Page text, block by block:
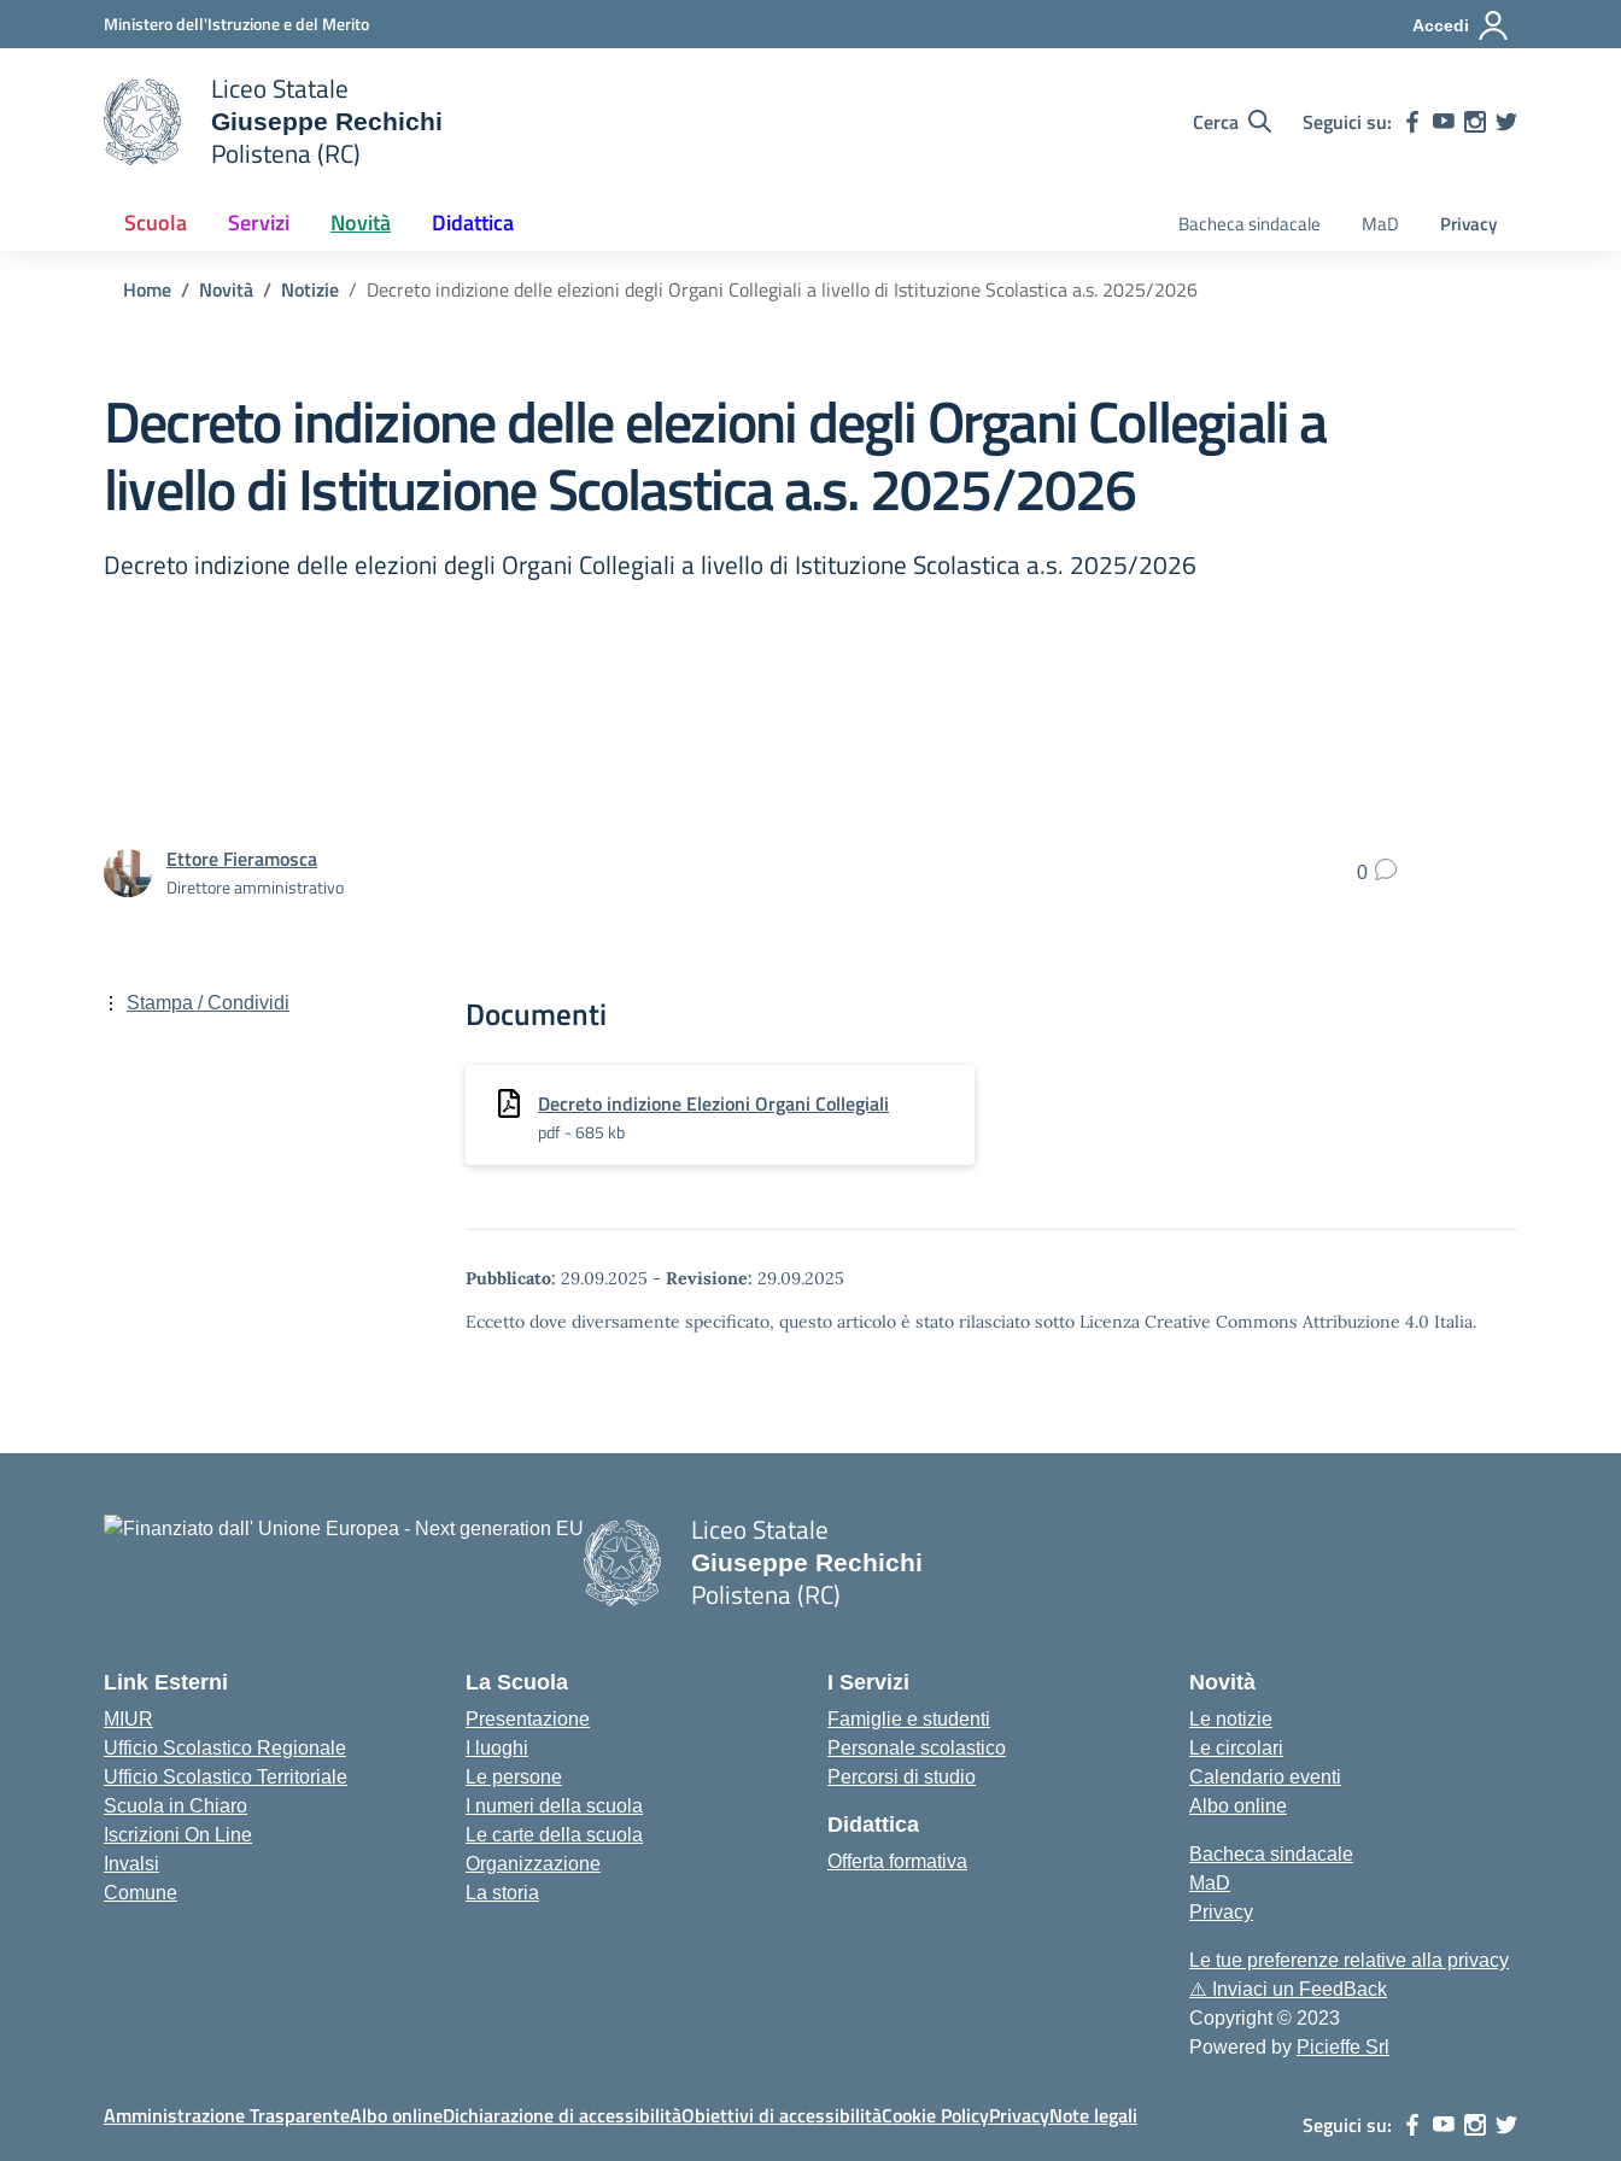
Ministero dell'Istruzione e del Merito Accedi
scuola
Liceo Statale
Giuseppe Rechichi
Polistena (RC)
Cerca Seguici su:
Scuola Servizi Novità Didattica Bacheca sindacale MaD Privacy
Home Novità Notizie Decreto indizione delle elezioni degli Organi Collegiali a livello di Istituzione Scolastica a.s. 2025/2026
Decreto indizione delle elezioni degli Organi Collegiali a
livello di Istituzione Scolastica a.s. 2025/2026
Decreto indizione delle elezioni degli Organi Collegiali a livello di Istituzione Scolastica a.s. 2025/2026
Ettore Fieramosca
Direttore amministrativo
0
Documenti
Decreto indizione Elezioni Organi Collegiali
pdf - 685 kb
Pubblicato: 29.09.2025 - Revisione: 29.09.2025
Eccetto dove diversamente specificato, questo articolo è stato rilasciato sotto Licenza Creative Commons Attribuzione 4.0 Italia.
Stampa / Condividi
Liceo Statale
Giuseppe Rechichi
Polistena (RC)
Link Esterni
MIUR
Ufficio Scolastico Regionale
Ufficio Scolastico Territoriale
Scuola in Chiaro
Iscrizioni On Line
Invalsi
Comune
La Scuola
Presentazione
I luoghi
Le persone
I numeri della scuola
Le carte della scuola
Organizzazione
La storia
I Servizi
Famiglie e studenti
Personale scolastico
Percorsi di studio
Didattica
Offerta formativa
Novità
Le notizie
Le circolari
Calendario eventi
Albo online
Bacheca sindacale
MaD
Privacy
Le tue preferenze relative alla privacy
⚠️ Inviaci un FeedBack
Copyright © 2023
Powered by Picieffe Srl
Amministrazione TrasparenteAlbo onlineDichiarazione di accessibilitàObiettivi di accessibilitàCookie PolicyPrivacyNote legali Seguici su: